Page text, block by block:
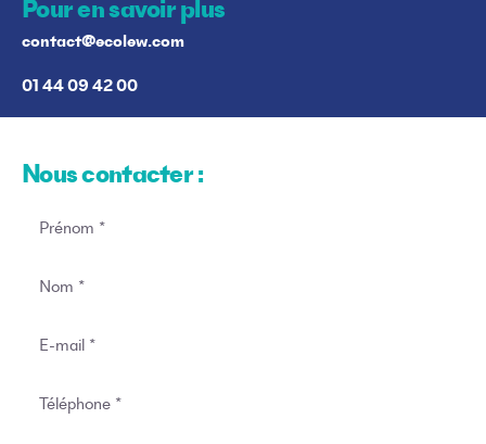
Pour en savoir plus
contact@ecolew.com
01 44 09 42 00
Nous contacter :